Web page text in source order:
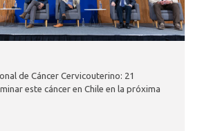
de Cáncer Cervicouterino: 21
este cáncer en Chile en la próxima